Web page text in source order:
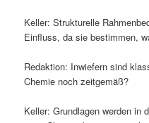
Keller: Strukturelle
Einfluss, da sie bestimmen,
Redaktion: Inwiefern sind
Chemie noch zeitgemäß?
Keller: Grundlagen werden in